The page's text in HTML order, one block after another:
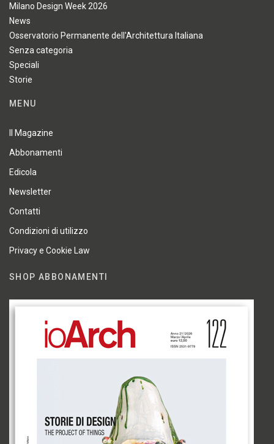
Milano Design Week 2026
News
Osservatorio Permanente dell'Architettura Italiana
Senza categoria
Speciali
Storie
MENU
Il Magazine
Abbonamenti
Edicola
Newsletter
Contatti
Condizioni di utilizzo
Privacy e Cookie Law
SHOP ABBONAMENTI